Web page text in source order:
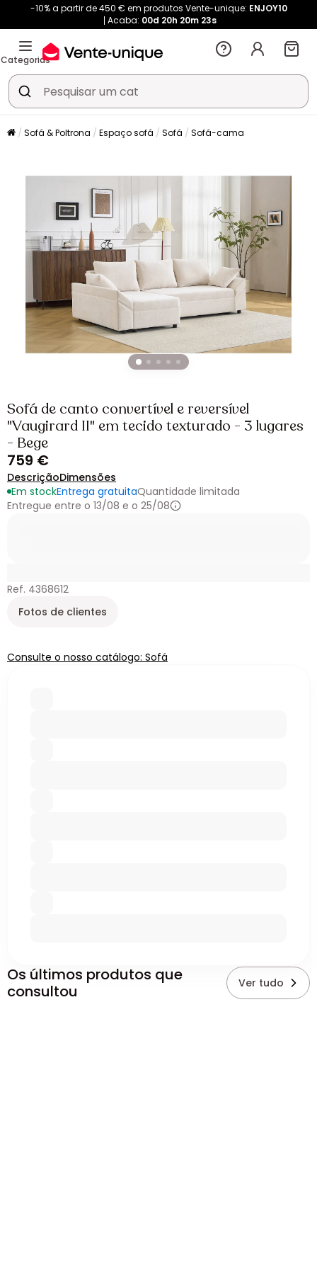
-10% a partir de 450 € em produtos Vente-unique: ENJOY10
Acaba: 00d 20h 20m 23s
Categorias
Sofá & Poltrona Espaço sofá Sofá Sofá-cama
Sofá de canto convertível e reversível
"Vaugirard II" em tecido texturado - 3 lugares
- Bege
759 €
DescriçãoDimensões
Em stockEntrega gratuitaQuantidade limitada
Entregue entre o 13/08 e o 25/08
Ref. 4368612
Fotos de clientes
Consulte o nosso catálogo: Sofá
Os últimos produtos que
consultou
Ver tudo